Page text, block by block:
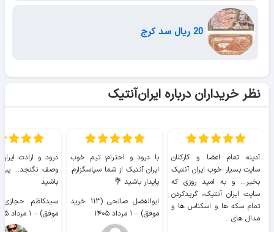
نظر خریداران درباره ایران‌آنتیک
آدینه تمام اعضا و کارکنان
سایت بسیار خوب ايران آنتیک
بخیر... و به امید روزی که
سایت ايران آنتیک، گریدکردن
تمام سکه ها و اسکناس ها و
مدال های...
با درود و احترام؛ تیم خوب
ایران آنتیک از شما سپاسگزارم.
پایدار باشید 💐
ابوالفضل صالحی (۱۱۳ خرید
موفق) – ۱ مرداد ۱۴۰۵
درود و ارادت
وصف نگنجد...
باشید
موفق) – ۱ مرداد ۱۴۰۵